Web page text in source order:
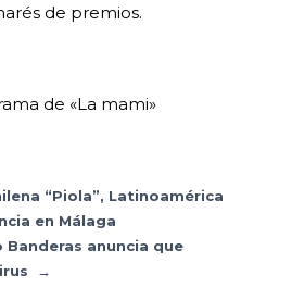
de premios.
de «La mami»
“Piola”, Latinoamérica
en Málaga
anuncia que
→